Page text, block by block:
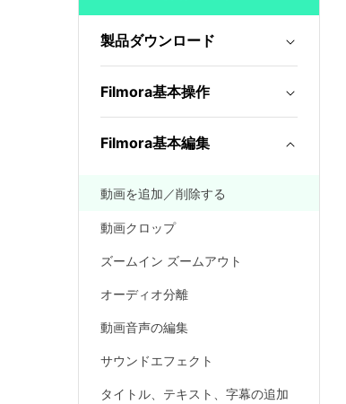
製品ダウンロード
Filmora基本操作
Filmora基本編集
動画を追加／削除する
動画クロップ
ズームイン ズームアウト
オーディオ分離
動画音声の編集
サウンドエフェクト
タイトル、テキスト、字幕の追加